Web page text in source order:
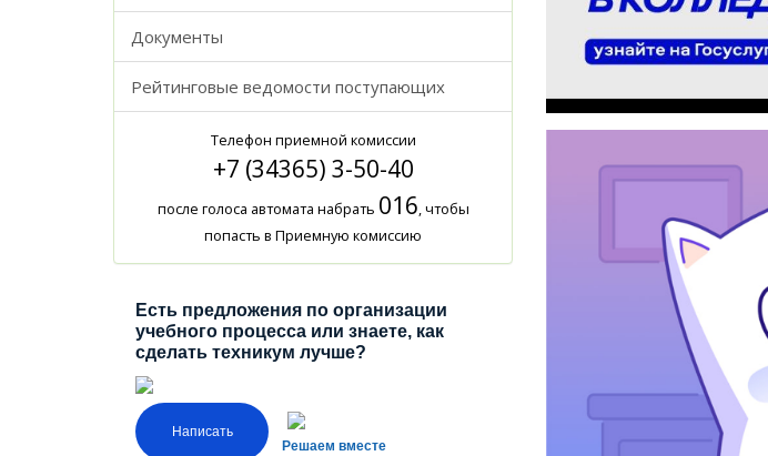
Документы
Рейтинговые ведомости поступающих
Телефон приемной комиссии
+7 (34365) 3-50-40
после голоса автомата набрать 016, чтобы
попасть в Приемную комиссию
Есть предложения по организации
учебного процесса или знаете, как
сделать техникум лучше?
Написать
Решаем вместе